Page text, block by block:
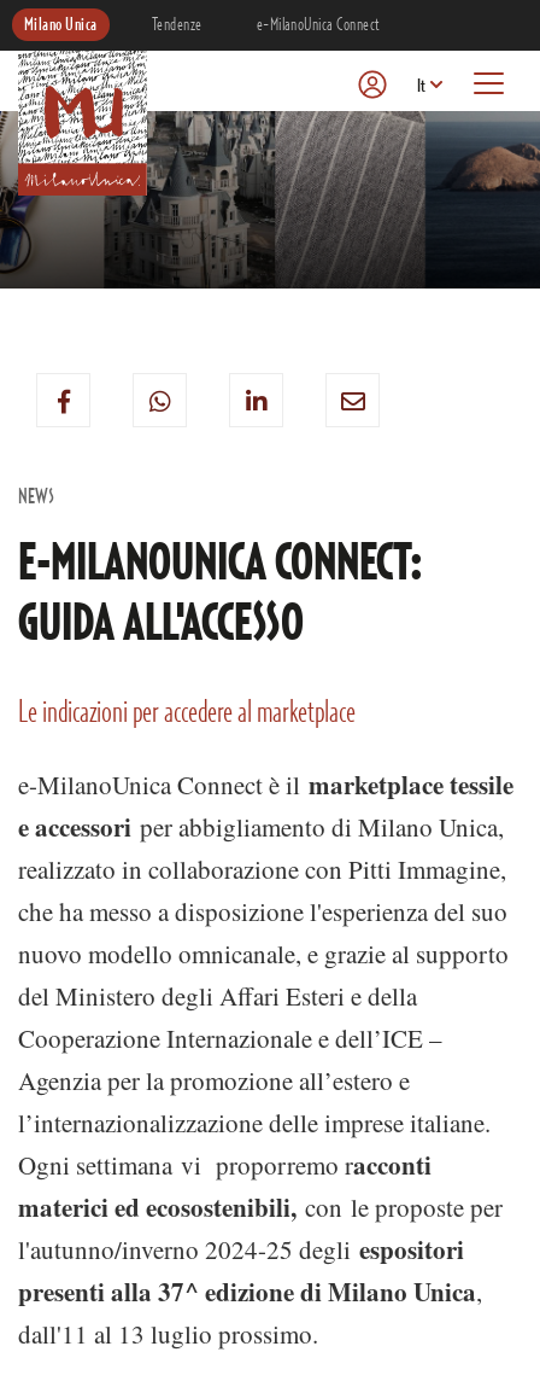
Milano Unica Tendenze e-MilanoUnica Connect
It
NEWS
E-MILANOUNICA CONNECT:
GUIDA ALL'ACCESSO
Le indicazioni per accedere al marketplace
e-MilanoUnica Connect è il marketplace tessile
e accessori per abbigliamento di Milano Unica,
realizzato in collaborazione con Pitti Immagine,
che ha messo a disposizione l'esperienza del suo
nuovo modello omnicanale, e grazie al supporto
del Ministero degli Affari Esteri e della
Cooperazione Internazionale e dell’ICE –
Agenzia per la promozione all’estero e
l’internazionalizzazione delle imprese italiane.
Ogni settimana vi proporremo racconti
materici ed ecosostenibili, con le proposte per
l'autunno/inverno 2024-25 degli espositori
presenti alla 37^ edizione di Milano Unica,
dall'11 al 13 luglio prossimo.